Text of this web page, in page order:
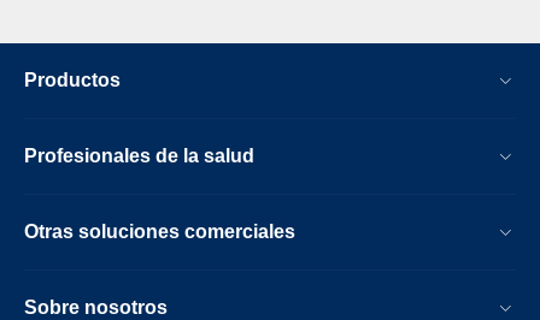
Productos
Profesionales de la salud
Otras soluciones comerciales
Sobre nosotros